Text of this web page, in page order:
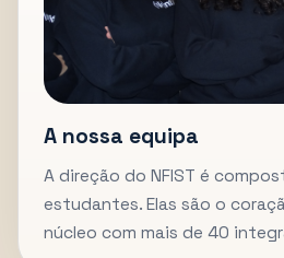
A nossa equipa
A direção do NFIST é
estudantes. Elas são o
núcleo com mais de 40